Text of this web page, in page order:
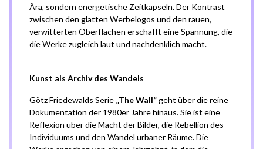
Ära, sondern energetische Zeitkapseln. Der Kontrast
zwischen den glatten Werbelogos und den rauen,
verwitterten Oberflächen erschafft eine Spannung, die
die Werke zugleich laut und nachdenklich macht.
Kunst als Archiv des Wandels
Götz Friedewalds Serie „The Wall“geht über die reine
Dokumentation der 1980er Jahre hinaus. Sie ist eine
Reflexion über die Macht der Bilder, die Rebellion des
Individuums und den Wandel urbaner Räume. Die